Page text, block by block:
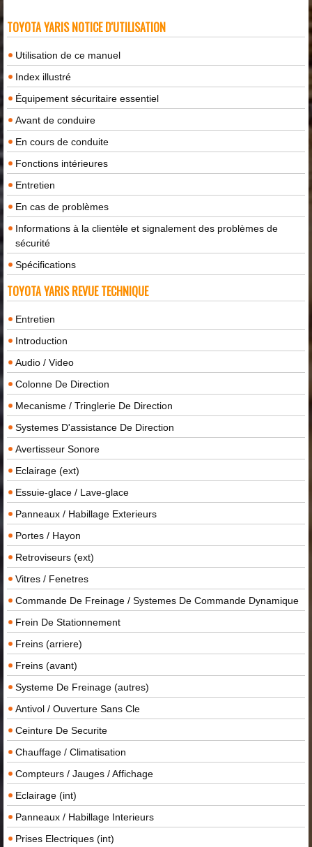
TOYOTA YARIS NOTICE D'UTILISATION
Utilisation de ce manuel
Index illustré
Équipement sécuritaire essentiel
Avant de conduire
En cours de conduite
Fonctions intérieures
Entretien
En cas de problèmes
Informations à la clientèle et signalement des problèmes de
sécurité
Spécifications
TOYOTA YARIS REVUE TECHNIQUE
Entretien
Introduction
Audio / Video
Colonne De Direction
Mecanisme / Tringlerie De Direction
Systemes D'assistance De Direction
Avertisseur Sonore
Eclairage (ext)
Essuie-glace / Lave-glace
Panneaux / Habillage Exterieurs
Portes / Hayon
Retroviseurs (ext)
Vitres / Fenetres
Commande De Freinage / Systemes De Commande Dynamique
Frein De Stationnement
Freins (arriere)
Freins (avant)
Systeme De Freinage (autres)
Antivol / Ouverture Sans Cle
Ceinture De Securite
Chauffage / Climatisation
Compteurs / Jauges / Affichage
Eclairage (int)
Panneaux / Habillage Interieurs
Prises Electriques (int)